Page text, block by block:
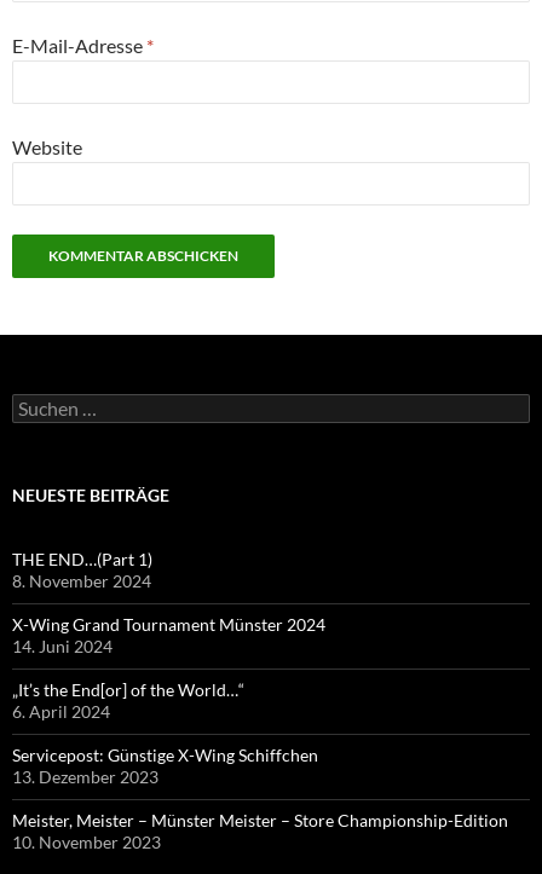
E-Mail-Adresse *
Website
Suchen
nach:
NEUESTE BEITRÄGE
THE END…(Part 1)
8. November 2024
X-Wing Grand Tournament Münster 2024
14. Juni 2024
„It’s the End[or] of the World…“
6. April 2024
Servicepost: Günstige X-Wing Schiffchen
13. Dezember 2023
Meister, Meister – Münster Meister – Store Championship-Edition
10. November 2023